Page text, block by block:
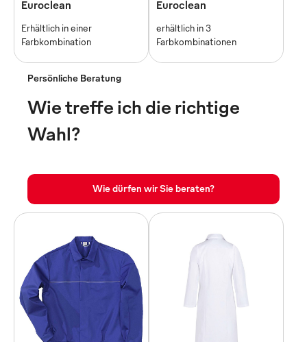
Euroclean
Erhältlich in einer
Farbkombination
Euroclean
erhältlich in 3
Farbkombinationen
Persönliche Beratung
Wie treffe ich die richtige
Wahl?
Wie dürfen wir Sie beraten?